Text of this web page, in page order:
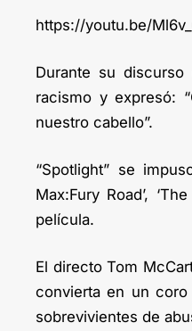
https://youtu.be/
Durante su
racismo y expresó:
nuestro cabello”.
“Spotlight” se
Max:Fury Road’,
película.
El directo Tom
convierta en un coro
sobrevivientes de